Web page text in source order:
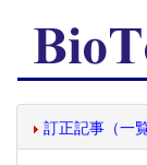
訂正記事（一覧